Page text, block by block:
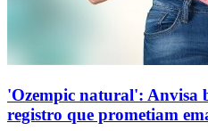
'Ozempic natural': Anvisa
registro que prometiam